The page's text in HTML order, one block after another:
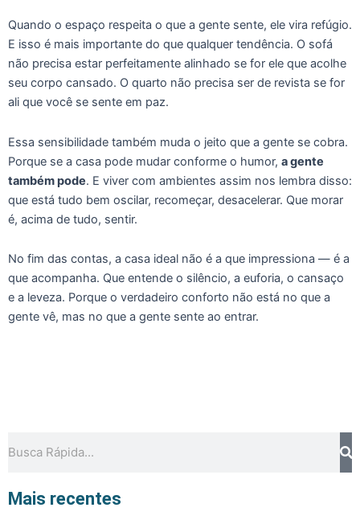
Quando o espaço respeita o que a gente sente, ele vira refúgio.
E isso é mais importante do que qualquer tendência. O sofá
não precisa estar perfeitamente alinhado se for ele que acolhe
seu corpo cansado. O quarto não precisa ser de revista se for
ali que você se sente em paz.
Essa sensibilidade também muda o jeito que a gente se cobra.
Porque se a casa pode mudar conforme o humor, a gente
também pode. E viver com ambientes assim nos lembra disso:
que está tudo bem oscilar, recomeçar, desacelerar. Que morar
é, acima de tudo, sentir.
No fim das contas, a casa ideal não é a que impressiona — é a
que acompanha. Que entende o silêncio, a euforia, o cansaço
e a leveza. Porque o verdadeiro conforto não está no que a
gente vê, mas no que a gente sente ao entrar.
Mais recentes